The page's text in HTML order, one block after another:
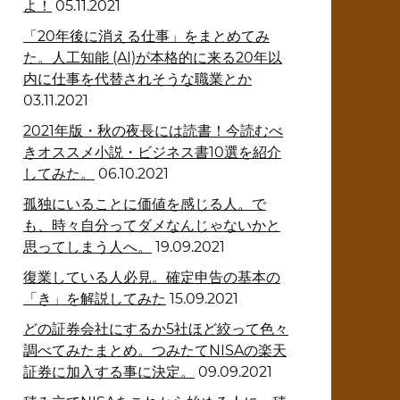
よ！ 05.11.2021
「20年後に消える仕事」をまとめてみ
た。人工知能 (AI)が本格的に来る20年以
内に仕事を代替されそうな職業とか
03.11.2021
2021年版・秋の夜長には読書！今読むべ
きオススメ小説・ビジネス書10選を紹介
してみた。
06.10.2021
孤独にいることに価値を感じる人。で
も、時々自分ってダメなんじゃないかと
思ってしまう人へ。
19.09.2021
復業している人必見。確定申告の基本の
「き」を解説してみた 15.09.2021
どの証券会社にするか5社ほど絞って色々
調べてみたまとめ。つみたてNISAの楽天
証券に加入する事に決定。
09.09.2021